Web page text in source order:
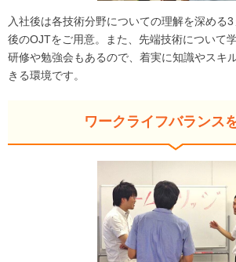
入社後は各技術分野についての理解を深める
後のOJTをご用意。また、先端技術について
研修や勉強会もあるので、着実に知識やスキ
きる環境です。
ワークライフバランス